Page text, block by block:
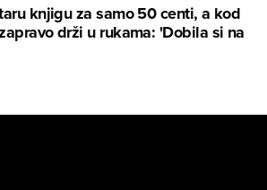
knjigu za samo 50 centi, a kod
drži u rukama: 'Dobila si na